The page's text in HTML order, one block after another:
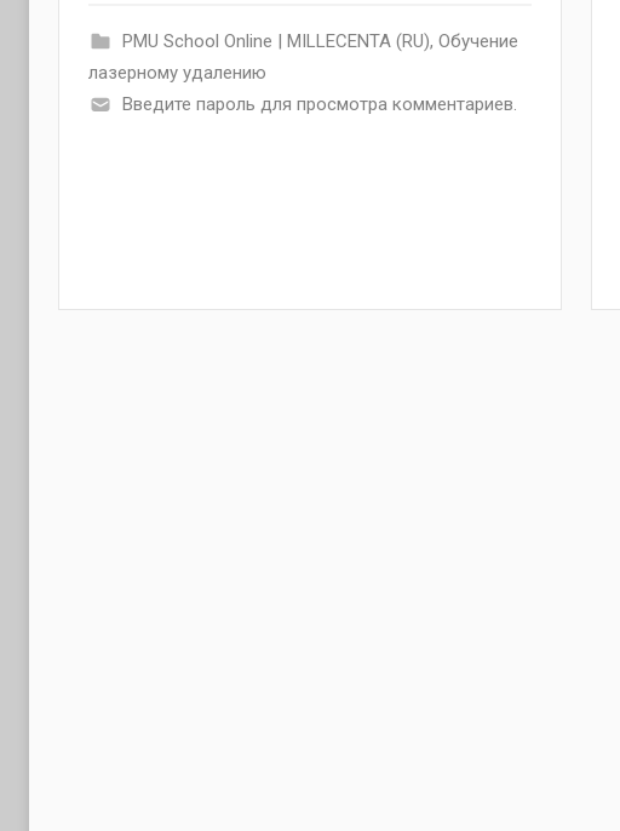
PMU School Online | MILLECENTA (RU), Обучение
лазерному удалению
Введите пароль для просмотра комментариев.